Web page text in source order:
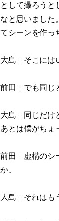
として撮ろうと
なと思いました
てシーンを作っ
大島：そこには
前田：でも同じ
大島：同じだけ
あとは僕がちょ
前田：虚構のシ
か。
大島：それはも